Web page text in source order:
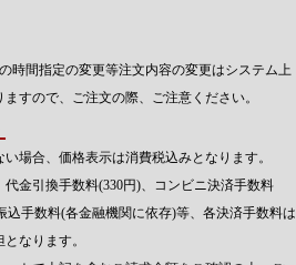
時間指定の変更等注文内容の変更はシステム上
すので、ご注文の際、ご注意ください。
い場合、価格表示は消費税込みとなります。
代金引換手数料(330円)、コンビニ決済手数料
込手数料(各金融機関に依存)等、各決済手数料は
なります。